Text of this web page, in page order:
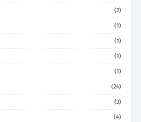
(2)
(1)
(1)
(1)
(1)
(24)
(3)
(4)